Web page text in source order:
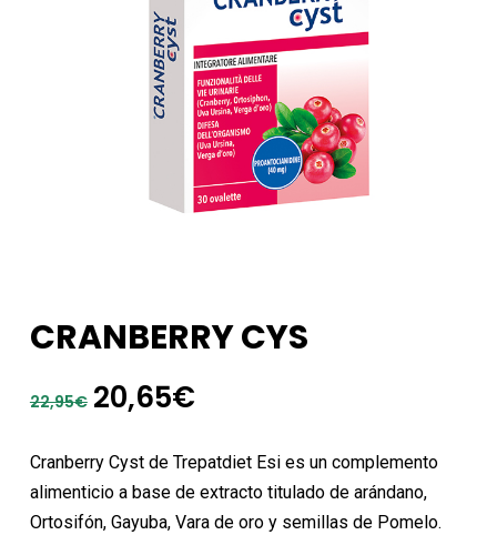
CRANBERRY CYS
22,95€ El
original
era:
22,95€.
20,65€El
actual
es:
20,65€.
Cranberry Cyst de Trepatdiet Esi es un complemento
alimenticio a base de extracto titulado de arándano,
Ortosifón, Gayuba, Vara de oro y semillas de Pomelo.